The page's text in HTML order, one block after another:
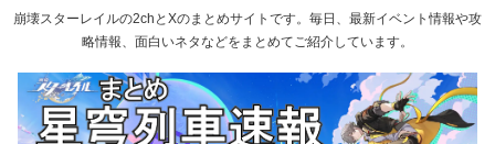
崩壊スターレイルの2chとXのまとめサイトです。毎日、最新イベント情報や攻
略情報、面白いネタなどをまとめてご紹介しています。